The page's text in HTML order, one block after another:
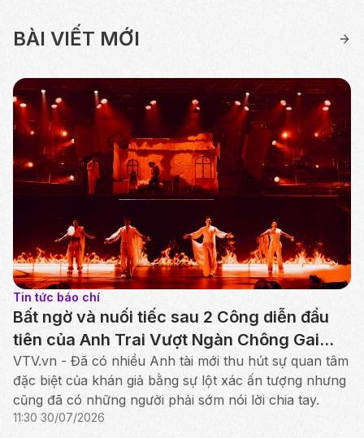
BÀI VIẾT MỚI
Tin tức báo chí
Bất ngờ và nuối tiếc sau 2 Công diễn đầu
tiên của Anh Trai Vượt Ngàn Chông Gai
2026
VTV.vn - Đã có nhiều Anh tài mới thu hút sự quan tâm
đặc biệt của khán giả bằng sự lột xác ấn tượng nhưng
cũng đã có những người phải sớm nói lời chia tay.
11:30 30/07/2026